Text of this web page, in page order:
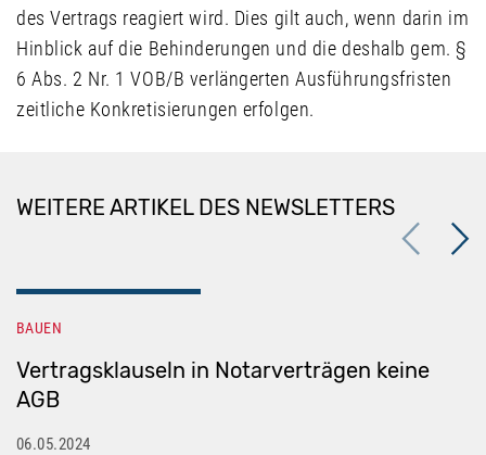
des Vertrags reagiert wird. Dies gilt auch, wenn darin im
Hinblick auf die Behinderungen und die deshalb gem. §
6 Abs. 2 Nr. 1 VOB/B verlängerten Ausführungsfristen
zeitliche Konkretisierungen erfolgen.
WEITERE ARTIKEL DES NEWSLETTERS
Previous
BAUEN
Vertragsklauseln in Notarverträgen keine
AGB
06.05.2024
Next